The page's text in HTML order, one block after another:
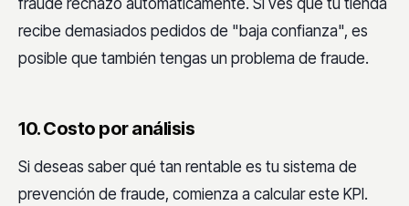
fraude rechazó automáticamente. Si ves que tu tienda
recibe demasiados pedidos de "baja confianza", es
posible que también tengas un problema de fraude.
10. Costo por análisis
Si deseas saber qué tan rentable es tu sistema de
prevención de fraude, comienza a calcular este KPI.